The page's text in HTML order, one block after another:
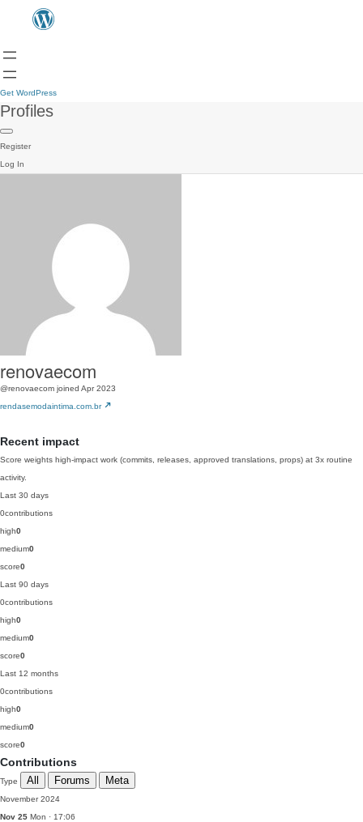
Get WordPress
Profiles
Register
Log In
renovaecom
@renovaecom joined Apr 2023
rendasemodaintima.com.br
Recent impact
Score weights high-impact work (commits, releases, approved translations, props) at 3x routine
activity.
Last 30 days
0contributions
high0
medium0
score0
Last 90 days
0contributions
high0
medium0
score0
Last 12 months
0contributions
high0
medium0
score0
Contributions
Type All Forums Meta
November 2024
Nov 25 Mon · 17:06